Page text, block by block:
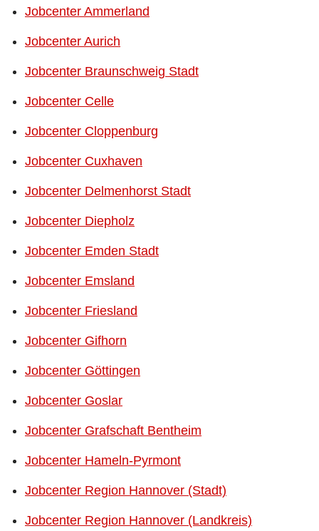
Jobcenter Ammerland
Jobcenter Aurich
Jobcenter Braunschweig Stadt
Jobcenter Celle
Jobcenter Cloppenburg
Jobcenter Cuxhaven
Jobcenter Delmenhorst Stadt
Jobcenter Diepholz
Jobcenter Emden Stadt
Jobcenter Emsland
Jobcenter Friesland
Jobcenter Gifhorn
Jobcenter Göttingen
Jobcenter Goslar
Jobcenter Grafschaft Bentheim
Jobcenter Hameln-Pyrmont
Jobcenter Region Hannover (Stadt)
Jobcenter Region Hannover (Landkreis)